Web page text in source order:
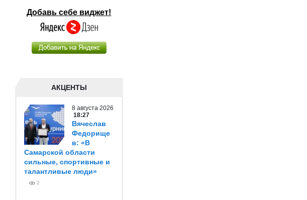
Добавь себе виджет!
АКЦЕНТЫ
8 августа 2026
18:27
Вячеслав
Федорище
в: «В
Самарской области
сильные, спортивные и
талантливые люди»
2